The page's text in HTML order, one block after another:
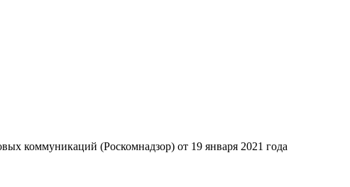
коммуникаций (Роскомнадзор) от 19 января 2021 года